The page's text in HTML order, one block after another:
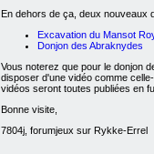
En dehors de ça, deux nouveaux
Excavation du Mansot
Donjon des Abraknydes
Vous noterez que pour le donjon
disposer d'une vidéo comme
vidéos seront toutes publiées en
Bonne visite,
7804j, forumjeux sur Rykke-Errel